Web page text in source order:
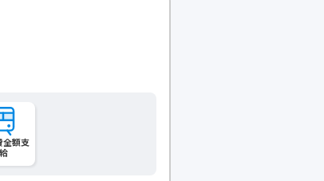
全額支
給